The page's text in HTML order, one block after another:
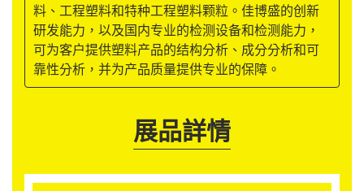
料、工程塑料和特种工程塑料颗粒。佳博盛的创新
研发能力，以及国内专业的检测设备和检测能力，
可为客户提供塑料产品的结构分析、成分分析和可
靠性分析，并为产品质量提供专业的保障。
展品詳情